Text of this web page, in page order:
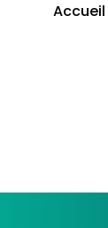
Accueil